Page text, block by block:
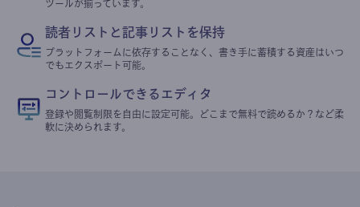
ツールが揃っています。
読者リストと記事リストを保持
プラットフォームに依存することなく、書き手に蓄積する資産はいつ
でもエクスポート可能。
コントロールできるエディタ
登録や閲覧制限を自由に設定可能。どこまで無料で読めるか？など柔
軟に決められます。